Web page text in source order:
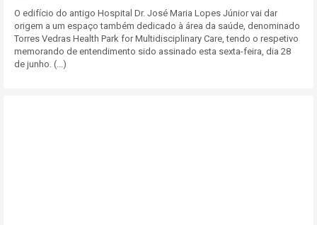
O edifício do antigo Hospital Dr. José Maria Lopes Júnior vai dar
origem a um espaço também dedicado à área da saúde, denominado
Torres Vedras Health Park for Multidisciplinary Care, tendo o respetivo
memorando de entendimento sido assinado esta sexta-feira, dia 28
de junho. (...)